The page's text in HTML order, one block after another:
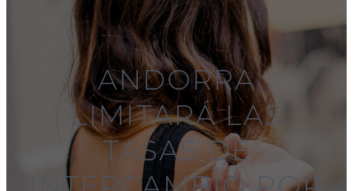
ANDORRA
LIMITARÁ LAS
TASAS DE